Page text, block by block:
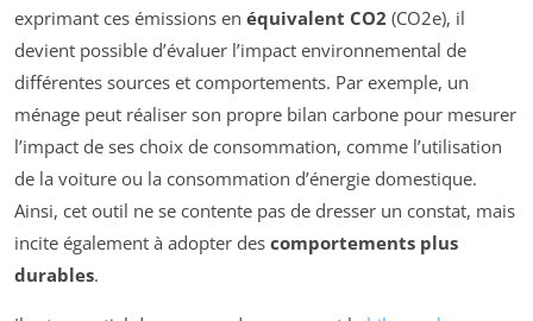
exprimant ces émissions en équivalent CO2 (CO2e), il
devient possible d’évaluer l’impact environnemental de
différentes sources et comportements. Par exemple, un
ménage peut réaliser son propre bilan carbone pour mesurer
l’impact de ses choix de consommation, comme l’utilisation
de la voiture ou la consommation d’énergie domestique.
Ainsi, cet outil ne se contente pas de dresser un constat, mais
incite également à adopter des comportements plus
durables.